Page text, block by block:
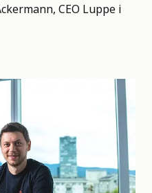
CEO Luppe i